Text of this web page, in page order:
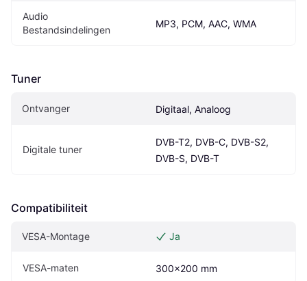
Audio
Bestandsindelingen
MP3, PCM, AAC, WMA
Tuner
Ontvanger Digitaal, Analoog
Digitale tuner
DVB-T2, DVB-C, DVB-S2,
DVB-S, DVB-T
Compatibiliteit
VESA-Montage Ja
VESA-maten 300x200 mm